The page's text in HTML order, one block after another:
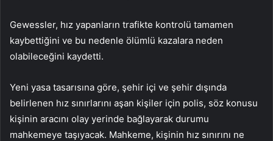
Gewessler, hız yapanların trafikte kontrolü tamamen
kaybettiğini ve bu nedenle ölümlü kazalara neden
olabileceğini kaydetti.
Yeni yasa tasarısına göre, şehir içi ve şehir dışında
belirlenen hız sınırlarını aşan kişiler için polis, söz konusu
kişinin aracını olay yerinde bağlayarak durumu
mahkemeye taşıyacak. Mahkeme, kişinin hız sınırını ne